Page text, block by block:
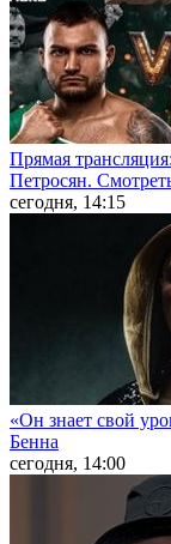
Прямая
Петросян.
сегодня, 14:15
«Он знает свой
Бенна
сегодня, 14:00